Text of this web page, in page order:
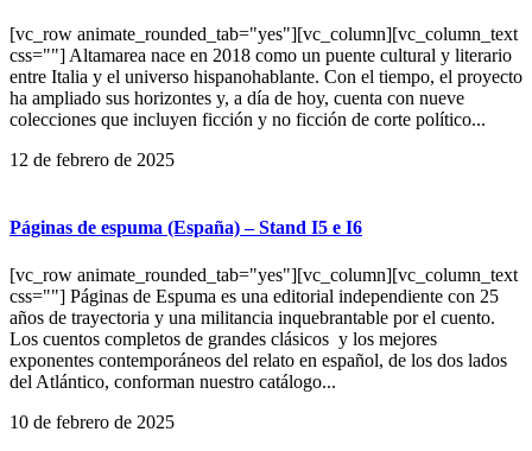
[vc_row animate_rounded_tab="yes"][vc_column][vc_column_text
css=""] Altamarea nace en 2018 como un puente cultural y literario
entre Italia y el universo hispanohablante. Con el tiempo, el proyecto
ha ampliado sus horizontes y, a día de hoy, cuenta con nueve
colecciones que incluyen ficción y no ficción de corte político...
12 de febrero de 2025
Páginas de espuma (España) – Stand I5 e I6
[vc_row animate_rounded_tab="yes"][vc_column][vc_column_text
css=""] Páginas de Espuma es una editorial independiente con 25
años de trayectoria y una militancia inquebrantable por el cuento.
Los cuentos completos de grandes clásicos y los mejores
exponentes contemporáneos del relato en español, de los dos lados
del Atlántico, conforman nuestro catálogo...
10 de febrero de 2025